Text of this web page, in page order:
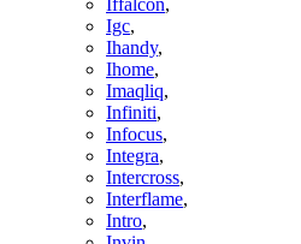
Igc,
Ihandy,
Ihome,
Imaqliq,
Infiniti,
Infocus,
Integra,
Intercross,
Interflame,
Intro,